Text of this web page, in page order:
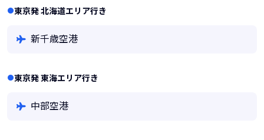
東京発 北海道エリア行き
新千歳空港
東京発 東海エリア行き
中部空港